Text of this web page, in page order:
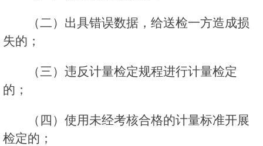
（二）出具错误数据，给送检一方造成损
失的；
（三）违反计量检定规程进行计量检定
的；
（四）使用未经考核合格的计量标准开展
检定的；